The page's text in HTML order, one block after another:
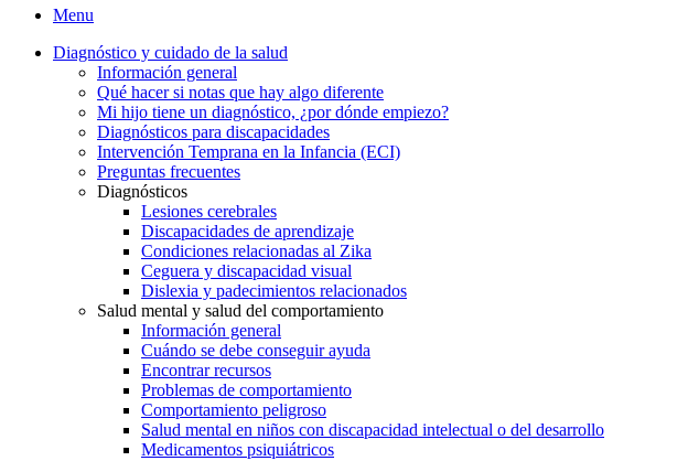
Menu
Diagnóstico y cuidado de la salud
Información general
Qué hacer si notas que hay algo diferente
Mi hijo tiene un diagnóstico, ¿por dónde empiezo?
Diagnósticos para discapacidades
Intervención Temprana en la Infancia (ECI)
Preguntas frecuentes
Diagnósticos
Lesiones cerebrales
Discapacidades de aprendizaje
Condiciones relacionadas al Zika
Ceguera y discapacidad visual
Dislexia y padecimientos relacionados
Salud mental y salud del comportamiento
Información general
Cuándo se debe conseguir ayuda
Encontrar recursos
Problemas de comportamiento
Comportamiento peligroso
Salud mental en niños con discapacidad intelectual o del desarrollo
Medicamentos psiquiátricos